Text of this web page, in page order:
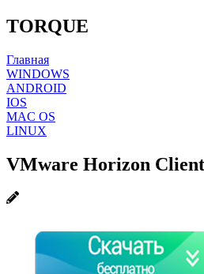
TORQUE
Главная
WINDOWS
ANDROID
IOS
MAC OS
LINUX
VMware Horizon